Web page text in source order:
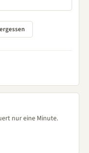
nur eine Minute.